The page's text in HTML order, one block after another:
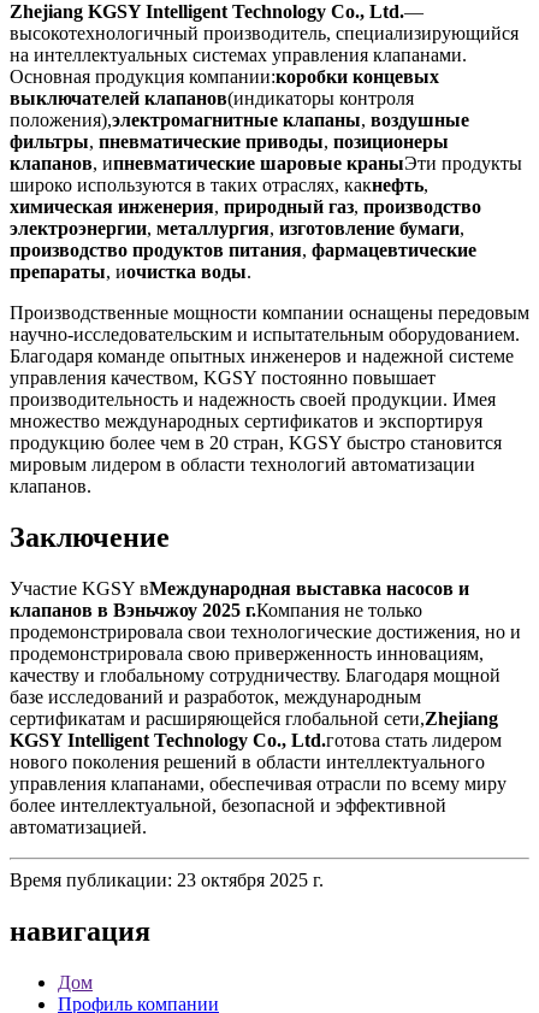
Zhejiang KGSY Intelligent Technology Co., Ltd.—
высокотехнологичный производитель, специализирующийся
на интеллектуальных системах управления клапанами.
Основная продукция компании:коробки концевых
выключателей клапанов(индикаторы контроля
положения),электромагнитные клапаны, воздушные
фильтры, пневматические приводы, позиционеры
клапанов, ипневматические шаровые краныЭти продукты
широко используются в таких отраслях, какнефть,
химическая инженерия, природный газ, производство
электроэнергии, металлургия, изготовление бумаги,
производство продуктов питания, фармацевтические
препараты, иочистка воды.
Производственные мощности компании оснащены передовым
научно-исследовательским и испытательным оборудованием.
Благодаря команде опытных инженеров и надежной системе
управления качеством, KGSY постоянно повышает
производительность и надежность своей продукции. Имея
множество международных сертификатов и экспортируя
продукцию более чем в 20 стран, KGSY быстро становится
мировым лидером в области технологий автоматизации
клапанов.
Заключение
Участие KGSY вМеждународная выставка насосов и
клапанов в Вэньчжоу 2025 г.Компания не только
продемонстрировала свои технологические достижения, но и
продемонстрировала свою приверженность инновациям,
качеству и глобальному сотрудничеству. Благодаря мощной
базе исследований и разработок, международным
сертификатам и расширяющейся глобальной сети,Zhejiang
KGSY Intelligent Technology Co., Ltd.готова стать лидером
нового поколения решений в области интеллектуального
управления клапанами, обеспечивая отрасли по всему миру
более интеллектуальной, безопасной и эффективной
автоматизацией.
Время публикации: 23 октября 2025 г.
навигация
Дом
Профиль компании